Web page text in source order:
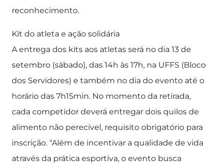
reconhecimento.
Kit do atleta e ação solidária
A entrega dos kits aos atletas será no dia 13 de
setembro (sábado), das 14h às 17h, na UFFS (Bloco
dos Servidores) e também no dia do evento até o
horário das 7h15min. No momento da retirada,
cada competidor deverá entregar dois quilos de
alimento não perecível, requisito obrigatório para
inscrição. “Além de incentivar a qualidade de vida
através da prática esportiva, o evento busca